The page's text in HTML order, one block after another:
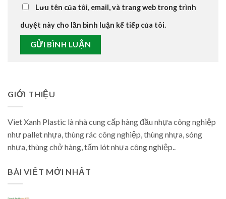
Lưu tên của tôi, email, và trang web trong trình
duyệt này cho lần bình luận kế tiếp của tôi.
GIỚI THIỆU
Viet Xanh Plastic là nhà cung cấp hàng đầu nhựa công nghiệp
như pallet nhựa, thùng rác công nghiệp, thùng nhựa, sóng
nhựa, thùng chở hàng, tấm lót nhựa công nghiệp..
BÀI VIẾT MỚI NHẤT